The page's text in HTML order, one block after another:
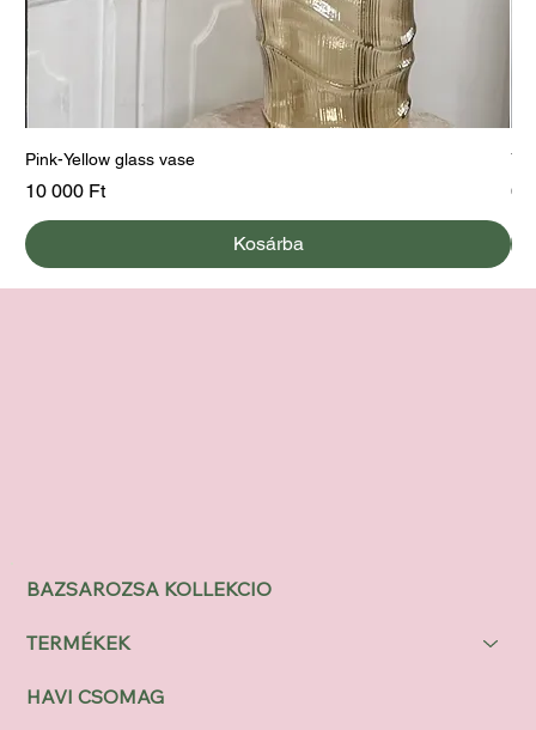
Pink-Yellow glass vase
Ár
10 000 Ft
Kosárba
Ár
BAZSAROZSA KOLLEKCIO
TERMÉKEK
HAVI CSOMAG